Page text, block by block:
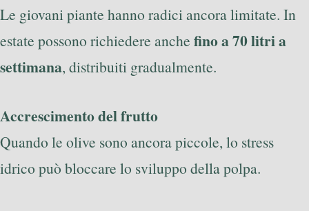
Le giovani piante hanno radici ancora limitate. In
estate possono richiedere anche fino a 70 litri a
settimana, distribuiti gradualmente.
Accrescimento del frutto
Quando le olive sono ancora piccole, lo stress
idrico può bloccare lo sviluppo della polpa.